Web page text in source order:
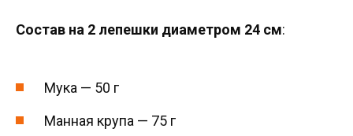
Состав на 2 лепешки диаметром 24 см:
Мука — 50 г
Манная крупа — 75 г